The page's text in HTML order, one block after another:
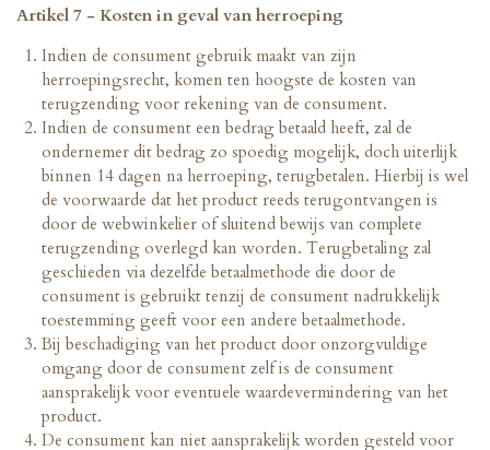
Artikel 7 - Kosten in geval van herroeping
Indien de consument gebruik maakt van zijn
herroepingsrecht, komen ten hoogste de kosten van
terugzending voor rekening van de consument.
Indien de consument een bedrag betaald heeft, zal de
ondernemer dit bedrag zo spoedig mogelijk, doch uiterlijk
binnen 14 dagen na herroeping, terugbetalen. Hierbij is wel
de voorwaarde dat het product reeds terugontvangen is
door de webwinkelier of sluitend bewijs van complete
terugzending overlegd kan worden. Terugbetaling zal
geschieden via dezelfde betaalmethode die door de
consument is gebruikt tenzij de consument nadrukkelijk
toestemming geeft voor een andere betaalmethode.
Bij beschadiging van het product door onzorgvuldige
omgang door de consument zelf is de consument
aansprakelijk voor eventuele waardevermindering van het
product.
De consument kan niet aansprakelijk worden gesteld voor